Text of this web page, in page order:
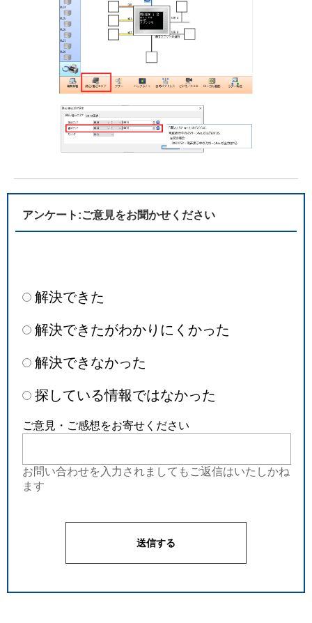
アンケート:ご意見をお聞かせください
解決できた
解決できたがわかりにくかった
解決できなかった
探している情報ではなかった
ご意見・ご感想をお寄せください
お問い合わせを入力されましてもご返信はいたしかね
ます